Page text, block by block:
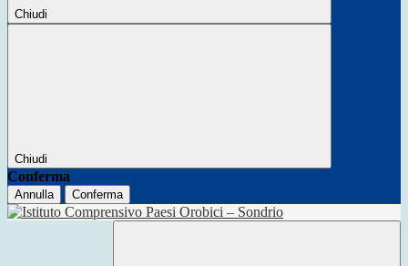
Chiudi
Chiudi
Conferma
Annulla Conferma